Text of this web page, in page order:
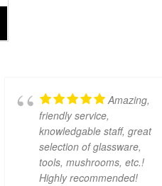
Amazing,
friendly service,
knowledgable staff, great
selection of glassware,
tools, mushrooms, etc.!
Highly recommended!